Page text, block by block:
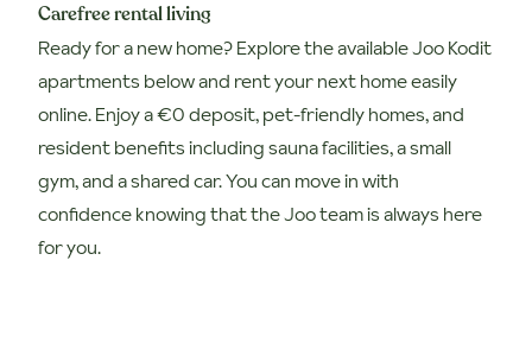
Carefree rental living
Ready for a new home? Explore the available Joo Kodit
apartments below and rent your next home easily
online. Enjoy a €0 deposit, pet-friendly homes, and
resident benefits including sauna facilities, a small
gym, and a shared car. You can move in with
confidence knowing that the Joo team is always here
for you.